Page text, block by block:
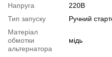
Напруга
220В
Тип запуску
Ручний
Матеріал
обмотки
альтернатора
мідь